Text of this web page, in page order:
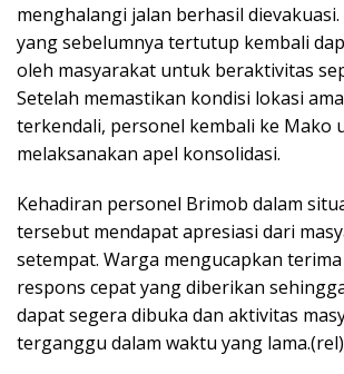
menghalangi jalan berhasil dievakuasi.
yang sebelumnya tertutup kembali
oleh masyarakat untuk beraktivitas
Setelah memastikan kondisi lokasi
terkendali, personel kembali ke Mako
melaksanakan apel konsolidasi.
Kehadiran personel Brimob dalam
tersebut mendapat apresiasi dari
setempat. Warga mengucapkan
respons cepat yang diberikan
dapat segera dibuka dan aktivitas
terganggu dalam waktu yang lama.(rel)